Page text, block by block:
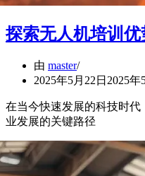
探索无人机培训
由 master
2025年5月22日 2025年
在当今快速发展的科技时
业发展的关键路径